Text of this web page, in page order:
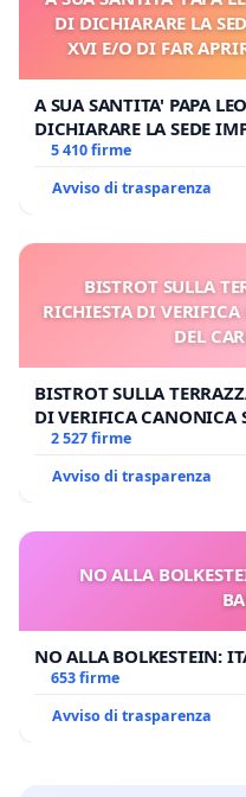
DI DICHIARARE LA
XVI E/O DI FAR
A SUA SANTITA' PAPA
DICHIARARE LA SEDE
E/O DI FAR APRIRE IL
5 410 firme
Avviso di trasparenza
BISTROT SULLA
RICHIESTA DI
DEL
BISTROT SULLA
DI VERIFICA CANONICA
GAMBETTI
2 527 firme
Avviso di trasparenza
NO ALLA
NO ALLA BOLKESTEIN:
653 firme
Avviso di trasparenza